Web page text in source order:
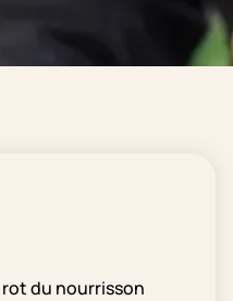
du nourrisson